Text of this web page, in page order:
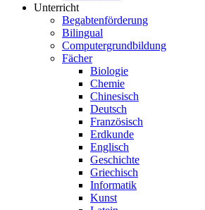
Unterricht
Begabtenförderung
Bilingual
Computergrundbildung
Fächer
Biologie
Chemie
Chinesisch
Deutsch
Französisch
Erdkunde
Englisch
Geschichte
Griechisch
Informatik
Kunst